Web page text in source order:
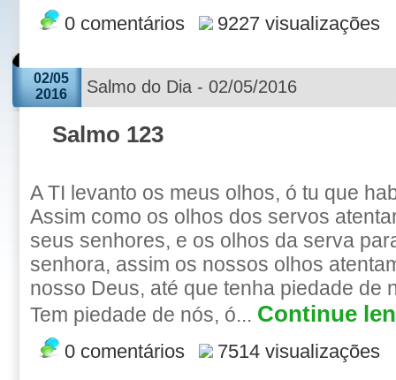
0 comentários 9227 visualizações
02/05
2016
Salmo do Dia - 02/05/2016
Salmo 123
A TI levanto os meus olhos, ó tu que
Assim como os olhos dos servos
seus senhores, e os olhos da serva
senhora, assim os nossos olhos
nosso Deus, até que tenha piedade de
Tem piedade de nós, ó... Continue
0 comentários 7514 visualizações